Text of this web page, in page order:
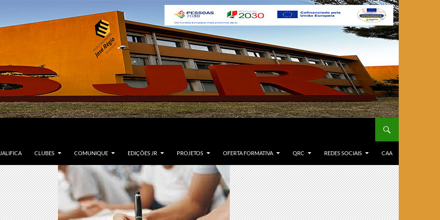
CLUBES COMUNIQUE EDIÇÕES JR PROJETOS OFERTA FORMATIVA QRC REDES SOCIAIS CAA